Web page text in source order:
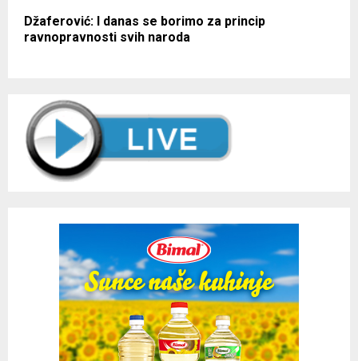
Džaferović: I danas se borimo za princip
ravnopravnosti svih naroda